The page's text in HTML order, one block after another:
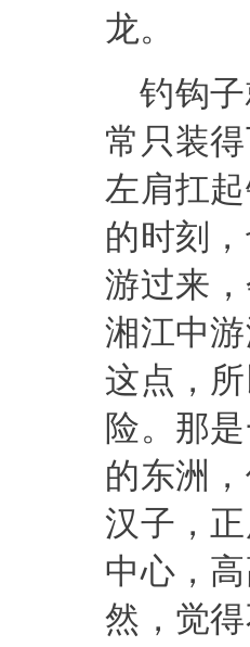
龙。
钓钩
常只装
左肩扛
的时刻
游过来
湘江中
这点，
险。那
的东洲
汉子，
中心，
然，觉